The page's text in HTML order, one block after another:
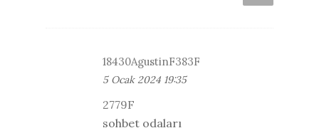
18430AgustinF383F
5 Ocak 2024 19:35
2779F
sohbet odaları